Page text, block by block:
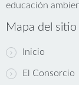
educación
Mapa del sitio
Inicio
El Consorcio